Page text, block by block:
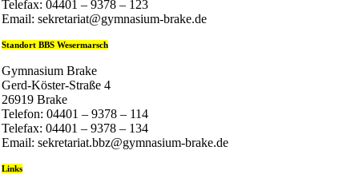
Telefax: 04401 – 9378 – 123
Email: sekretariat@gymnasium-brake.de
Standort BBS Wesermarsch
Gymnasium Brake
Gerd-Köster-Straße 4
26919 Brake
Telefon: 04401 – 9378 – 114
Telefax: 04401 – 9378 – 134
Email: sekretariat.bbz@gymnasium-brake.de
Links